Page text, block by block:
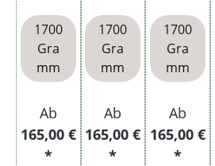
1700
Gra
mm
Ab
165,00 €
*
1700
Gra
mm
Ab
165,00 €
*
1700
Gra
mm
Ab
165,00 €
*